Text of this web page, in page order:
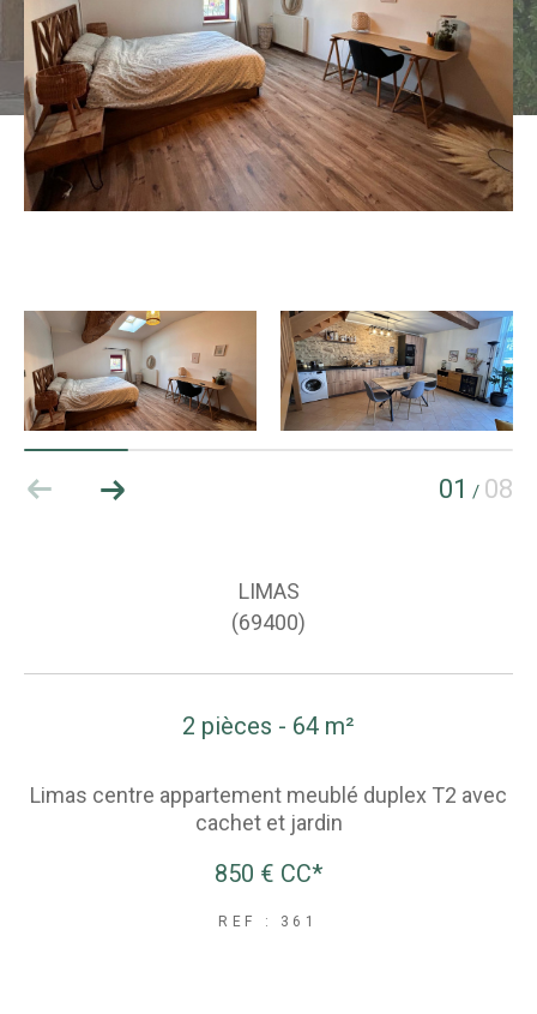
01 / 08
LIMAS
(69400)
2 pièces - 64 m²
Limas centre appartement meublé duplex T2 avec
cachet et jardin
850 € CC*
REF : 361